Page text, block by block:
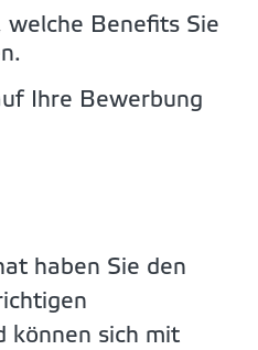
welche Benefits Sie
Ihre Bewerbung
haben Sie den
können sich mit